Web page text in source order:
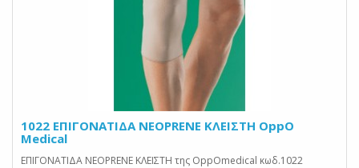
1022 EΠΙΓΟΝΑΤΙΔΑ ΝΕΟPRENE KΛΕΙΣΤΗ OppO
Medical
EΠΙΓΟΝΑΤΙΔΑ ΝΕΟPRENE KΛΕΙΣΤΗ της OppOmedical κωδ.1022